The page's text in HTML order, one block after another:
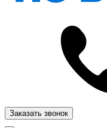
Заказать звонок